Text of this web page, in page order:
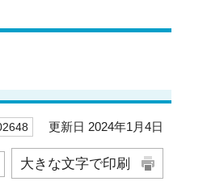
更新日 2024年1月4日
大きな文字で印刷